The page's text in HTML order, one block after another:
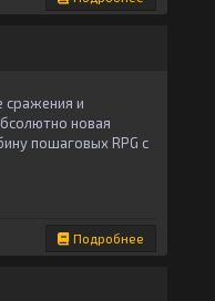
сражения и
новая
пошаговых RPG с
Подробнее